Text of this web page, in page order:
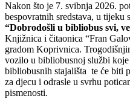
Nakon što je 7. svibnja 2026.
bespovratnih sredstava, u tijeku
“Dobrodošli u bibliobus svi,
Knjižnica i čitaonica “Fran
gradom Koprivnica.
vozilo u bibliobusnoj službi
bibliobusnih stajališta te će biti
za djecu i odrasle u svrhu
pismenosti.